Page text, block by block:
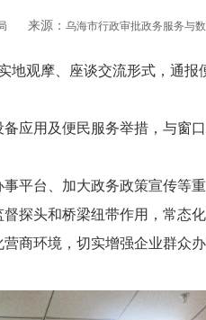
来源： 乌海市行政审批政务服务与
观摩、座谈交流形式，通报
用及便民服务举措，与窗
台、加大政务政策宣传等重
头和桥梁纽带作用，常态
商环境，切实增强企业群众办